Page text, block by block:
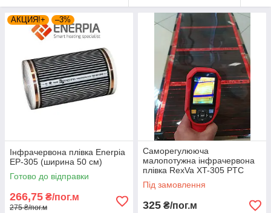
АКЦИЯ!+ –3%
Інфрачервона плівка Enerpia
EP-305 (ширина 50 см)
Готово до відправки
266,75 ₴/пог.м
275 ₴/пог.м
Саморегулююча
малопотужна інфрачервона
плівка RexVa XT-305 PTC
(ширина 50 см) 1м.пог
Під замовлення
325 ₴/пог.м